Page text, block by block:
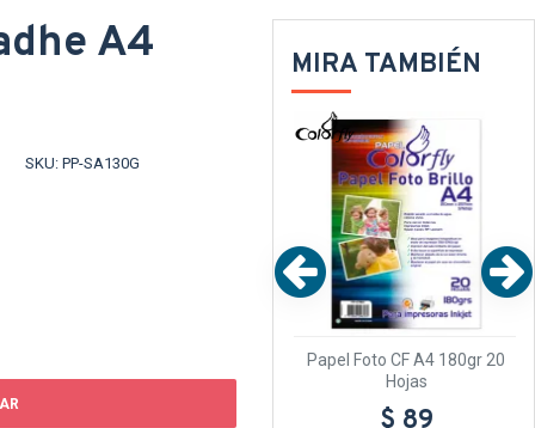
A4
SKU: PP-SA130G
MIRA TAMBIÉN
TEXTTRANSPARENTE
230Gr 20 H
$ 199
Papel Foto CF A4 180gr 20
Hojas
$ 89